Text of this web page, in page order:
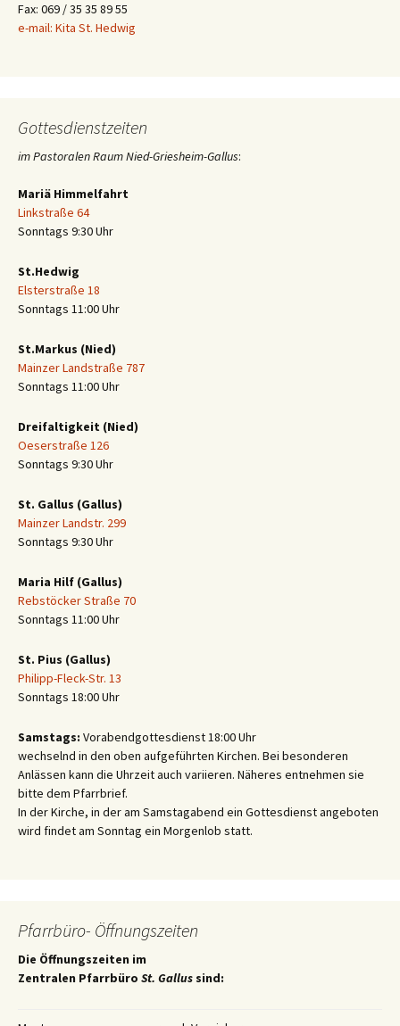
Fax: 069 / 35 35 89 55
e-mail: Kita St. Hedwig
Gottesdienstzeiten
im Pastoralen Raum Nied-Griesheim-Gallus:
Mariä Himmelfahrt
Linkstraße 64
Sonntags 9:30 Uhr
St.Hedwig
Elsterstraße 18
Sonntags 11:00 Uhr
St.Markus (Nied)
Mainzer Landstraße 787
Sonntags 11:00 Uhr
Dreifaltigkeit (Nied)
Oeserstraße 126
Sonntags 9:30 Uhr
St. Gallus (Gallus)
Mainzer Landstr. 299
Sonntags 9:30 Uhr
Maria Hilf (Gallus)
Rebstöcker Straße 70
Sonntags 11:00 Uhr
St. Pius (Gallus)
Philipp-Fleck-Str. 13
Sonntags 18:00 Uhr
Samstags: Vorabendgottesdienst 18:00 Uhr
wechselnd in den oben aufgeführten Kirchen. Bei besonderen
Anlässen kann die Uhrzeit auch variieren. Näheres entnehmen sie
bitte dem Pfarrbrief.
In der Kirche, in der am Samstagabend ein Gottesdienst angeboten
wird findet am Sonntag ein Morgenlob statt.
Pfarrbüro- Öffnungszeiten
Die Öffnungszeiten im
Zentralen Pfarrbüro St. Gallus sind: